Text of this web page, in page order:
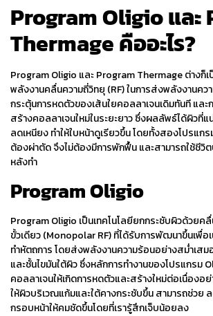
Oligio vs
Program
Thermage ต่างกัน
พลังงานและความ
ลึกในการยิง
พลังงาน
ความรู้สึกระหว่างทำ
หัตถการ
ผลลัพธ์ในการทำ
นวนช็อต
ปัญหาแบบนี้… เลือก
Program Oligio
หรือ Program
Thermage ดี?
ผู้ที่เหมาะกับ
Program Oligio
ผู้ที่เหมาะกับ
Program
ProgramOligioและ
Thermageคืออะไร?
ProgramOligio และ ProgramThermageต่างก็เ
พลังงานคลื่นความถี่วิทยุ (RF) ในการส่งพลังงานค
กระตุ้นการหดตัวของเส้นใยคอลลาเจนเดิมทันที และ
สร้างคอลลาเจนใหม่ในระยะยาว ซึ่งผลลัพธ์ได้ผิวที่แ
ลดเหนียง ทำให้ใบหน้าดูเรียวขึ้น โดยทั้งสองโปรแก
ต้องผ่าตัด จึงไม่ต้องมีการพักฟื้น และสามารถใช้ชีวิ
หลังทำ
ProgramOligio
ProgramOligio เป็นเทคโนโลยียกกระชับผิวด้วย
ขั้วเดียว (Monopolar RF) ที่ได้รับการพัฒนาขึ้นเพื่อ
ทำหัตถการ โดยส่งพลังงานความร้อนอย่างสม่ำเส
และชั้นไขมันใต้ผิว ซึ่งหลักการทำงานของโปรแกรม
คอลลาเจนให้เกิดการหดตัวและสร้างใหม่ต่อเนื่องอ
ให้ผิวบริเวณแก้มและใต้คางกระชับขึ้น สามารถช่วย
กรอบหน้าให้คมชัดขึ้นโดยที่เรารู้สึกเจ็บน้อยลง